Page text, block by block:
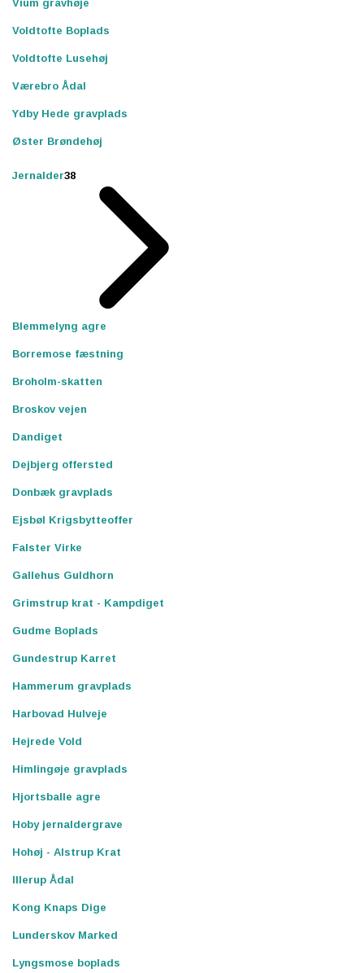
Vium gravhøje
Voldtofte Boplads
Voldtofte Lusehøj
Værebro Ådal
Ydby Hede gravplads
Øster Brøndehøj
Jernalder38
Blemmelyng agre
Borremose fæstning
Broholm-skatten
Broskov vejen
Dandiget
Dejbjerg offersted
Donbæk gravplads
Ejsbøl Krigsbytteoffer
Falster Virke
Gallehus Guldhorn
Grimstrup krat - Kampdiget
Gudme Boplads
Gundestrup Karret
Hammerum gravplads
Harbovad Hulveje
Hejrede Vold
Himlingøje gravplads
Hjortsballe agre
Hoby jernaldergrave
Hohøj - Alstrup Krat
Illerup Ådal
Kong Knaps Dige
Lunderskov Marked
Lyngsmose boplads